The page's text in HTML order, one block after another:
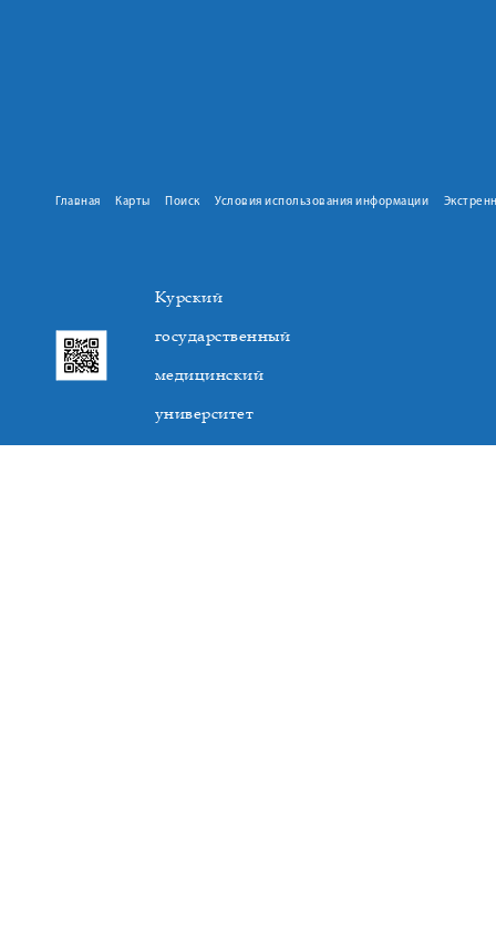
Главная Карты Поиск Условия использования информации
Курский
государственный
медицинский
университет